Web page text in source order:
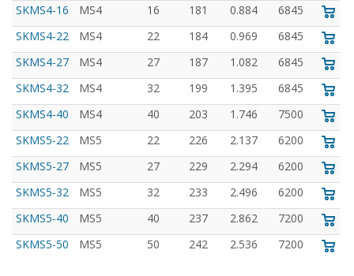
SKMS4-16
MS4 16 181 0.884
6845
SKMS4-22
MS4 22 184 0.969
6845
SKMS4-27
MS4 27 187 1.082
6845
SKMS4-32
MS4 32 199 1.395
6845
SKMS4-40
MS4 40 203 1.746
7500
SKMS5-22
MS5 22 226 2.137
6200
SKMS5-27
MS5 27 229 2.294
6200
SKMS5-32
MS5 32 233 2.496
6200
SKMS5-40
MS5 40 237 2.862
7200
SKMS5-50
MS5 50 242 2.536 7200